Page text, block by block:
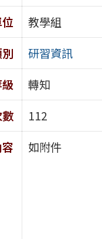
教學組
研習資訊
轉知
112
如附件